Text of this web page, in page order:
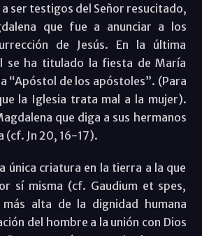
ser testigos del Señor resucitado,
que fue a anunciar a los
de Jesús. En la última
se ha titulado la fiesta de María
“Apóstol de los apóstoles”. (Para
la Iglesia trata mal a la mujer).
que diga a sus hermanos
(cf. Jn 20, 16-17).
única criatura en la tierra a la que
sí misma (cf. Gaudium et spes,
alta de la dignidad humana
del hombre a la unión con Dios